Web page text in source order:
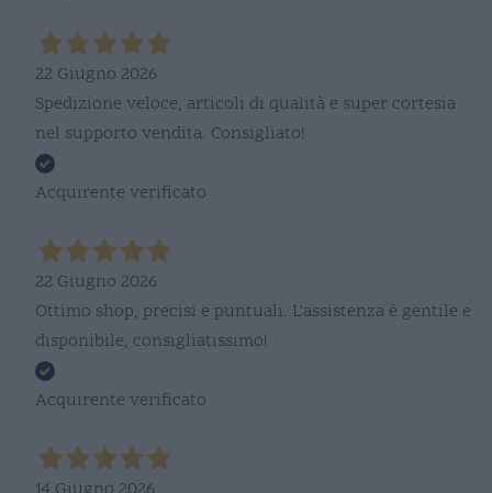
22 Giugno 2026
Spedizione veloce, articoli di qualità e super cortesia
nel supporto vendita. Consigliato!
Acquirente verificato
22 Giugno 2026
Ottimo shop, precisi e puntuali. L'assistenza è gentile e
disponibile, consigliatissimo!
Acquirente verificato